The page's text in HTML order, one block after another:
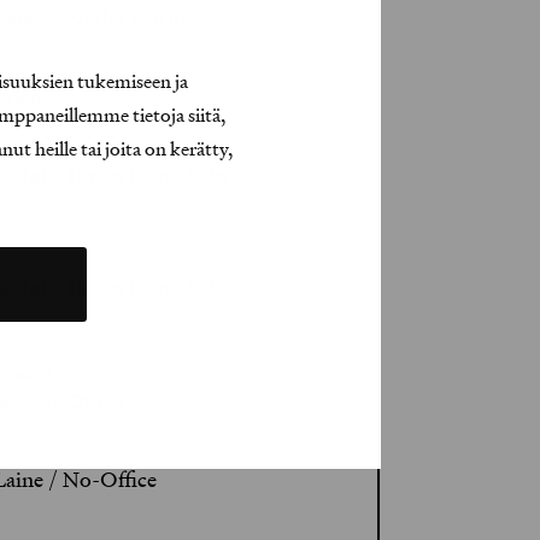
tukemiseen ja
tietoja siitä,
heille tai joita on kerätty,
Niklas Harju
Juha Ilmari Laine / No-
/ No-Office